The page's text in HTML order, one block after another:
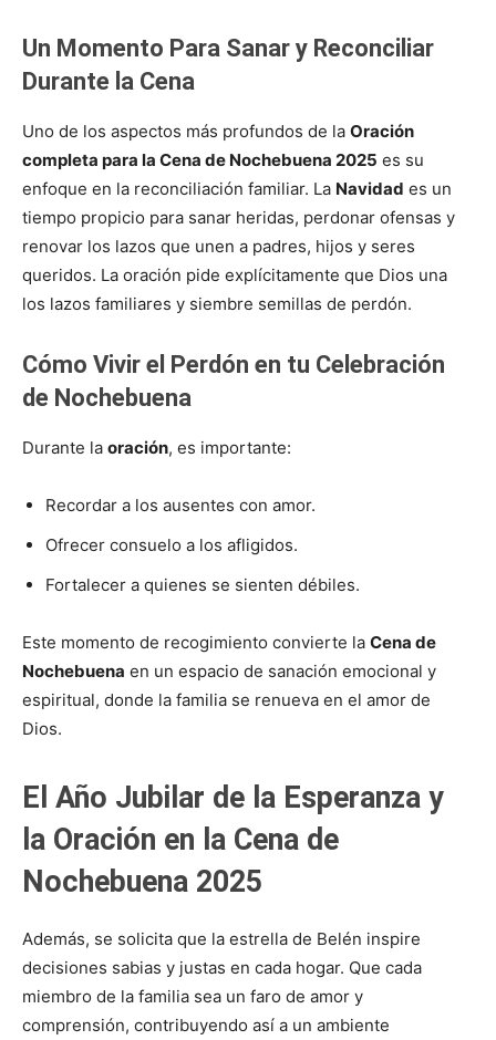
Un Momento Para Sanar y Reconciliar
Durante la Cena
Uno de los aspectos más profundos de la Oración
completa para la Cena de Nochebuena 2025 es su
enfoque en la reconciliación familiar. La Navidad es un
tiempo propicio para sanar heridas, perdonar ofensas y
renovar los lazos que unen a padres, hijos y seres
queridos. La oración pide explícitamente que Dios una
los lazos familiares y siembre semillas de perdón.
Cómo Vivir el Perdón en tu Celebración
de Nochebuena
Durante la oración, es importante:
Recordar a los ausentes con amor.
Ofrecer consuelo a los afligidos.
Fortalecer a quienes se sienten débiles.
Este momento de recogimiento convierte la Cena de
Nochebuena en un espacio de sanación emocional y
espiritual, donde la familia se renueva en el amor de
Dios.
El Año Jubilar de la Esperanza y
la Oración en la Cena de
Nochebuena 2025
Además, se solicita que la estrella de Belén inspire
decisiones sabias y justas en cada hogar. Que cada
miembro de la familia sea un faro de amor y
comprensión, contribuyendo así a un ambiente